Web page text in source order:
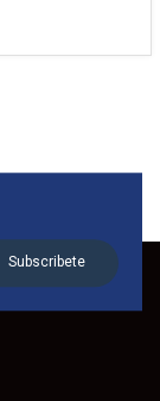
Subscribete